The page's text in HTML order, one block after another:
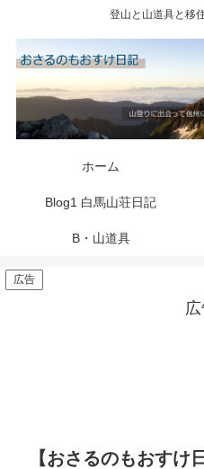
登山と山道具と移
ホーム
Blog1 白馬山荘日記
B・山道具
広告
【おさるのもおすけ